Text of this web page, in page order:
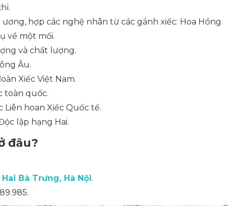
hợp các nghệ nhân từ các gánh xiếc: Hoa Hồng
về một mối.
và chất lượng.
Âu.
Xiếc Việt Nam.
toàn quốc.
Liên hoan Xiếc Quốc tế.
lập hạng Hai.
đâu?
Bà Trưng, Hà Nội.